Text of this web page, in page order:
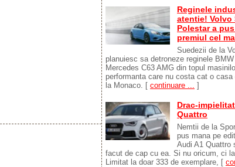
Reginele
atentie! Volvo
Polestar a
premiul cel
Suedezii de la
planuiesc sa detroneze reginele
Mercedes C63 AMG din topul
performanta care nu costa cat o casa
la Monaco. [ continuare ... ]
Drac-
Quattro
Nemtii de la
pus mana pe
Audi A1 Quattro
facut de cap cu ea. Si nu oricum, ci
Limitat la doar 333 de exemplare, [